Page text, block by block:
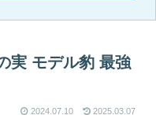
実 モデル豹 最強
2024.07.10 2025.03.07